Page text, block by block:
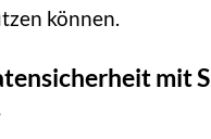
können.
mit